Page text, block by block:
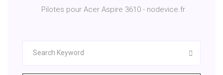
Pilotes pour Acer Aspire 3610 - nodevice.fr